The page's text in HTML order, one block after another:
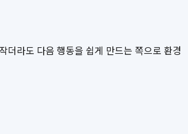
더라도 다음 행동을 쉽게 만드는 쪽으로 환경